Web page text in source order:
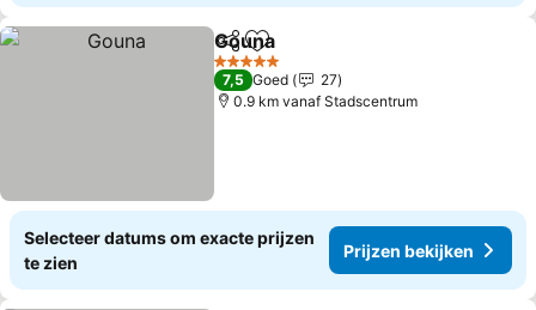
DelenToevoegen aan favorieten
Gouna
5 Sterren
7,5 Goed
27
0.9 km vanaf Stadscentrum
Selecteer datums om exacte prijzen
te zien
Prijzen bekijken